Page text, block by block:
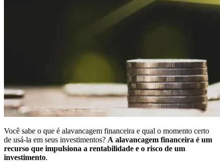
Você sabe o que é alavancagem financeira e qual o momento certo
de usá-la em seus investimentos? A alavancagem financeira é um
recurso que impulsiona a rentabilidade e o risco de um
investimento.